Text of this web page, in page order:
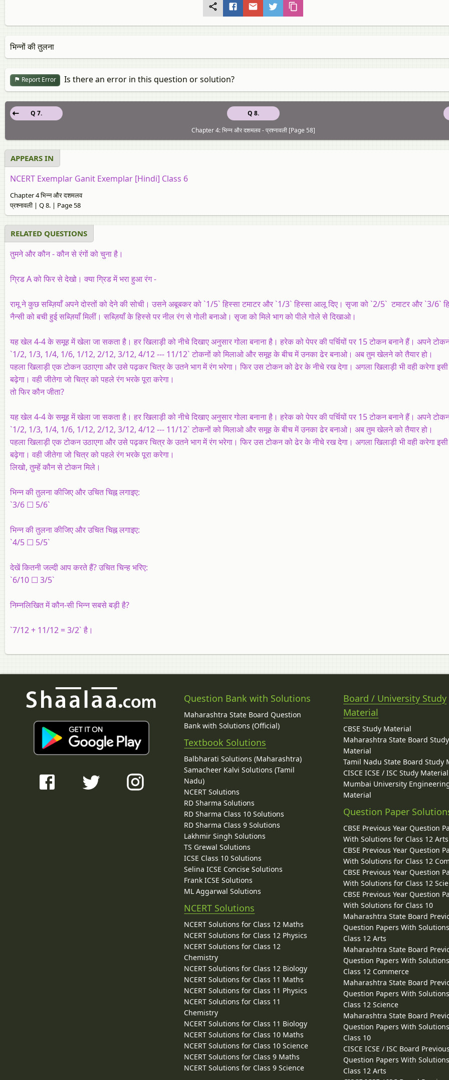
भिन्नों की तुलना
Report Error Is there an error in this question or solution?
Q 8.
Q 7.
Chapter 4: भिन्न और दशमलव - प्रश्नावली [Page 58]
APPEARS IN
NCERT Exemplar Ganit Exemplar [Hindi] Class 6
Chapter 4 भिन्न और दशमलव
प्रश्नावली | Q 8. | Page 58
RELATED QUESTIONS
तुमने और कौन - कौन से रंगों को चुना है।
ग्रिड A को फिर से देखो। क्या ग्रिड में भरा हुआ रंग -
रामू ने कुछ सब्ज़ियाँ अपने दोस्तों को देने की सोची। उसने अबूबकर को `1/5` हिस्सा टमाटर और `1/3` हिस्सा आलू दिए। सृजा को `2/5` टमाटर और `3/6`
नैन्सी को बची हुई सब्ज़ियाँ मिलीं। सब्ज़ियाँ के हिस्से पर नील रंग से गोली बनाओ। सृजा को मिले भाग को पीले गोले से दिखाओ।
यह खेल 4-4 के समूह में खेला जा सकता है। हर खिलाड़ी को नीचे दिखाए अनुसार गोला बनाना है। हरेक को पेपर की पर्चियों पर 15 टोकन बनाने हैं। अपने
`1/2, 1/3, 1/4, 1/6, 1/12, 2/12, 3/12, 4/12 --- 11/12` टोकनों को मिलाओ और समूह के बीच में उनका ढेर बनाओ। अब तुम खेलने को तैयार हो।
पहला खिलाड़ी एक टोकन उठाएगा और उसे पढ़कर चित्र के उतने भाग में रंग भरेगा। फिर उस टोकन को ढेर के नीचे रख देगा। अगला खिलाड़ी भी वही करेगा
बढ़ेगा। वही जीतेगा जो चित्र को पहले रंग भरके पूरा करेगा।
तो फिर कौन जीता?
यह खेल 4-4 के समूह में खेला जा सकता है। हर खिलाड़ी को नीचे दिखाए अनुसार गोला बनाना है। हरेक को पेपर की पर्चियों पर 15 टोकन बनाने हैं। अपने
`1/2, 1/3, 1/4, 1/6, 1/12, 2/12, 3/12, 4/12 --- 11/12` टोकनों को मिलाओ और समूह के बीच में उनका ढेर बनाओ। अब तुम खेलने को तैयार हो।
पहला खिलाड़ी एक टोकन उठाएगा और उसे पढ़कर चित्र के उतने भाग में रंग भरेगा। फिर उस टोकन को ढेर के नीचे रख देगा। अगला खिलाड़ी भी वही करेगा
बढ़ेगा। वही जीतेगा जो चित्र को पहले रंग भरके पूरा करेगा।
लिखो, तुम्हें कौन से टोकन मिले।
भिन्न की तुलना कीजिए और उचित चिह्न लगाइए:
`3/6 ☐ 5/6`
भिन्न की तुलना कीजिए और उचित चिह्न लगाइए:
`4/5 ☐ 5/5`
देखें कितनी जल्दी आप करते हैं? उचित चिन्ह भरिए:
`6/10 ☐ 3/5`
निम्नलिखित में कौन-सी भिन्‍न सबसे बड़ी है?
`7/12 + 11/12 = 3/2` है।
Question Bank with Solutions
Maharashtra State Board Question
Bank with Solutions (Official)
Textbook Solutions
Balbharati Solutions (Maharashtra)
Samacheer Kalvi Solutions (Tamil
Nadu)
NCERT Solutions
RD Sharma Solutions
RD Sharma Class 10 Solutions
RD Sharma Class 9 Solutions
Lakhmir Singh Solutions
TS Grewal Solutions
ICSE Class 10 Solutions
Selina ICSE Concise Solutions
Frank ICSE Solutions
ML Aggarwal Solutions
NCERT Solutions
NCERT Solutions for Class 12 Maths
NCERT Solutions for Class 12 Physics
NCERT Solutions for Class 12
Chemistry
NCERT Solutions for Class 12 Biology
NCERT Solutions for Class 11 Maths
NCERT Solutions for Class 11 Physics
NCERT Solutions for Class 11
Chemistry
NCERT Solutions for Class 11 Biology
NCERT Solutions for Class 10 Maths
NCERT Solutions for Class 10 Science
NCERT Solutions for Class 9 Maths
NCERT Solutions for Class 9 Science
Board / University Study
Material
CBSE Study Material
Maharashtra State Board Study
Material
Tamil Nadu State Board Study
CISCE ICSE / ISC Study Material
Mumbai University
Material
Question Paper
CBSE Previous Year Question
With Solutions for Class 12 Arts
CBSE Previous Year Question
With Solutions for Class 12
CBSE Previous Year Question
With Solutions for Class 12
CBSE Previous Year Question
With Solutions for Class 10
Maharashtra State Board
Question Papers With
Class 12 Arts
Maharashtra State Board
Question Papers With
Class 12 Commerce
Maharashtra State Board
Question Papers With
Class 12 Science
Maharashtra State Board
Question Papers With
Class 10
CISCE ICSE / ISC Board
Question Papers With
Class 12 Arts